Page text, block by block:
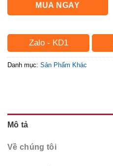
MUA NGAY
Zalo - KD1
Danh mục: Sản Phẩm Khác
Mô tả
Về chúng tôi